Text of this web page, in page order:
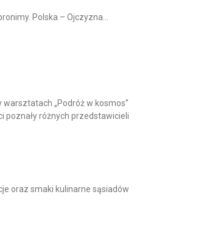
Polska – Ojczyzna…
warsztatach „Podróż w kosmos”
poznały różnych przedstawicieli
oraz smaki kulinarne sąsiadów